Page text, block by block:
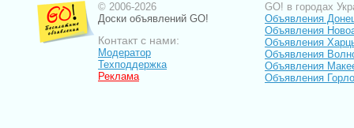
© 2006-2026
Доски объявлений GO!
Контакт с нами:
Модератор
Техподдержка
Реклама
GO! в городах
Объявления
Объявления
Объявления
Объявления
Объявления
Объявления